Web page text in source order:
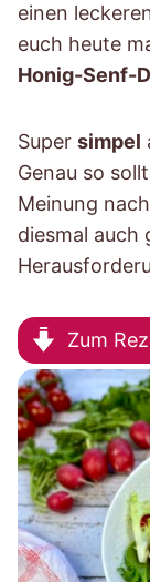
einen
euch heute
Honig-Senf-
Super simpel
Genau so
Meinung
diesmal auch
Zum